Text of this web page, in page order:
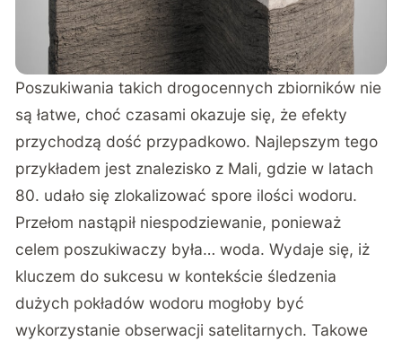
Poszukiwania takich drogocennych zbiorników nie
są łatwe, choć czasami okazuje się, że efekty
przychodzą dość przypadkowo. Najlepszym tego
przykładem jest znalezisko z Mali, gdzie w latach
80. udało się zlokalizować spore ilości wodoru.
Przełom nastąpił niespodziewanie, ponieważ
celem poszukiwaczy była… woda. Wydaje się, iż
kluczem do sukcesu w kontekście śledzenia
dużych pokładów wodoru mogłoby być
wykorzystanie obserwacji satelitarnych. Takowe